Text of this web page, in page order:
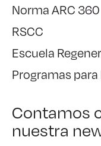
Norma ARC 360
RSCC
Escuela
Programas
Contamos
nuestra